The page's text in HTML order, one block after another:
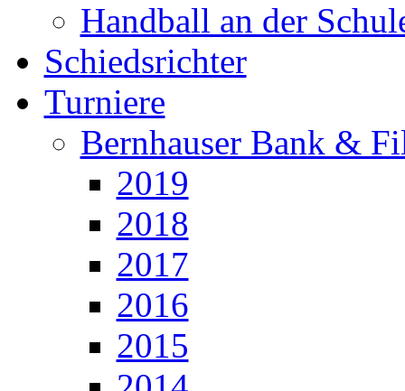
Handball an der
Schiedsrichter
Turniere
Bernhauser Bank &
2019
2018
2017
2016
2015